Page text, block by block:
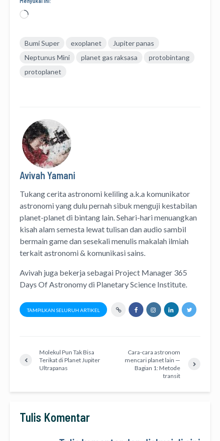
Memuat...
Bumi Super exoplanet
Jupiter panas
Neptunus Mini
planet gas raksasa
protobintang
protoplanet
Avivah Yamani
Tukang cerita astronomi kelilinga.k.a komunikator
astronomiyang dulu pernah sibuk menguji kestabilan
planet-planet di bintang lain. Sehari-hari menuangkan
kisah alam semesta lewattulisandanaudio sambil
bermain game dan sesekali menulis makalah ilmiah
terkait astronomi & komunikasi sains.
Avivah juga bekerja sebagai Project Manager 365
Days Of Astronomydi Planetary Science Institute
TAMPILKAN SELURUH ARTIKEL
Molekul Pun Tak Bisa
Terikat di Planet Jupiter
Ultrapanas
Cara-cara astronom
mencari planet lain —
Bagian 1: Metode
transit
Tulis Komentar